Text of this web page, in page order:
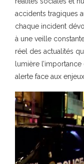
accidents tragiques
chaque incident
à une veille
réel des actualités
lumière
alerte face aux